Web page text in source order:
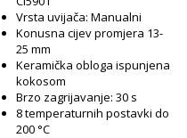
Vrsta uvijača: Manualni
Konusna cijev promjera 13-
25 mm
Keramička obloga ispunjena
kokosom
Brzo zagrijavanje: 30 s
8 temperaturnih postavki do
200 °C